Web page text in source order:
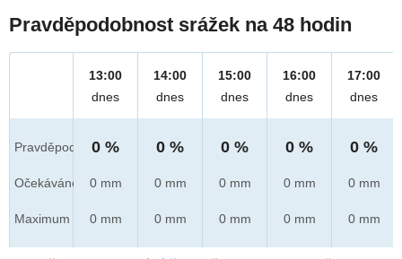
Pravděpodobnost srážek na 48 hodin
Pravděpod.
Očekáváno
Maximum
13:00
dnes
0 %
0 mm
0 mm
14:00
dnes
0 %
0 mm
0 mm
15:00
dnes
0 %
0 mm
0 mm
16:00
dnes
0 %
0 mm
0 mm
17:00
dnes
0 %
0 mm
0 mm